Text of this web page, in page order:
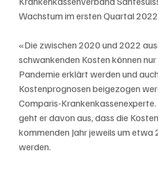
Wachstum im ersten Quartal
«Die zwischen 2020 und 2022
schwankenden Kosten können
Pandemie erklärt werden und
Kostenprognosen beigezogen
Comparis-Krankenkassenexperte.
geht er davon aus, dass die
kommenden Jahr jeweils um etwa
werden.